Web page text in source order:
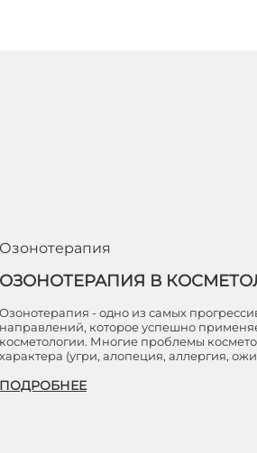
Озонотерапия
ОЗОНОТЕРАПИЯ В
Озонотерапия - одно из самых
направлений, которое успешно
косметологии. Многие проблемы
характера (угри, алопеция, аллергия,
ПОДРОБНЕЕ